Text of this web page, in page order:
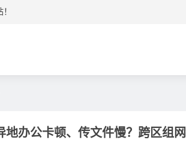
地办公卡顿、传文件慢？跨区组